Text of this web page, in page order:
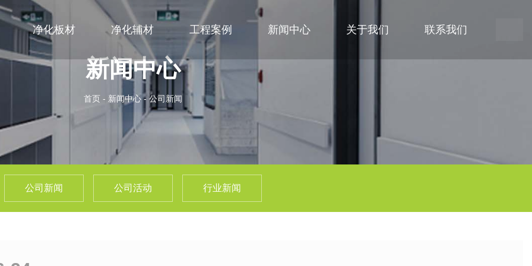
净化板材 净化辅材 工程案例 新闻中心 关于我们 联系我们
新闻中心
首页 - 新闻中心 - 公司新闻
公司新闻 公司活动 行业新闻